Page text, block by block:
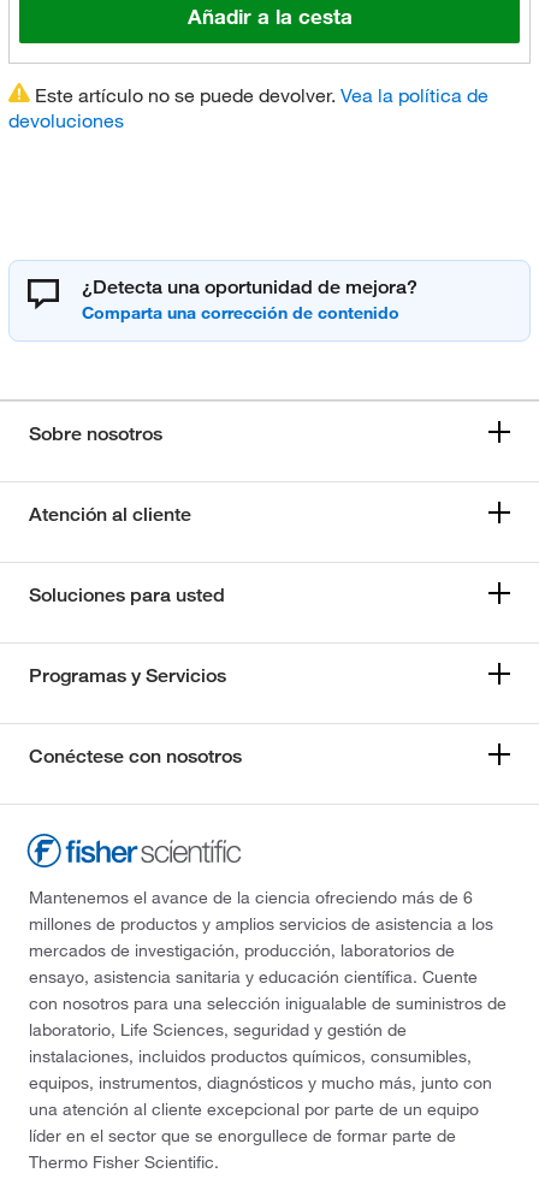
Añadir a la cesta
Este artículo no se puede devolver. Vea la política de
devoluciones
¿Detecta una oportunidad de mejora?
Sobre nosotros
Atención al cliente
Soluciones para usted
Programas y Servicios
Conéctese con nosotros
Mantenemos el avance de la ciencia ofreciendo más de 6
millones de productos y amplios servicios de asistencia a los
mercados de investigación, producción, laboratorios de
ensayo, asistencia sanitaria y educación científica. Cuente
con nosotros para una selección inigualable de suministros de
laboratorio, Life Sciences, seguridad y gestión de
instalaciones, incluidos productos químicos, consumibles,
equipos, instrumentos, diagnósticos y mucho más, junto con
una atención al cliente excepcional por parte de un equipo
líder en el sector que se enorgullece de formar parte de
Thermo Fisher Scientific.